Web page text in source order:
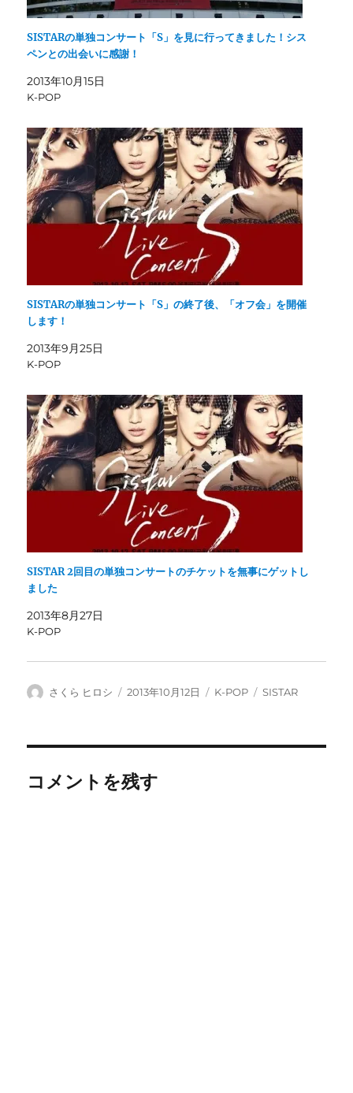
SISTARの単独コンサート「S」を見に行ってきました！シス
ペンとの出会いに感謝！
2013年10月15日
K-POP
SISTARの単独コンサート「S」の終了後、「オフ会」を開催
します！
2013年9月25日
K-POP
SISTAR 2回目の単独コンサートのチケットを無事にゲットし
ました
2013年8月27日
K-POP
投
さくら ヒロシ
投
2013年10月12日
カ
K-POP
タ
SISTAR
コメントを残す